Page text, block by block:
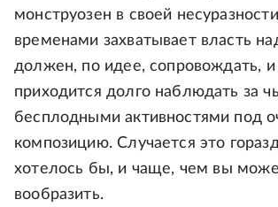
монструозен в своей
временами захватывает власть
должен, по идее, сопровождать, и
приходится долго наблюдать за
бесплодными активностями под
композицию. Случается это
хотелось бы, и чаще, чем вы
вообразить.